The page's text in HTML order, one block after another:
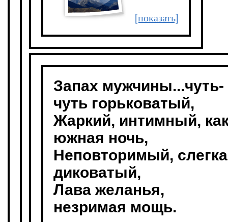
[показать]
Запах мужчины...чуть-
чуть горьковатый,
Жаркий, интимный,
южная ночь,
Неповторимый, слегка
диковатый,
Лава желанья,
незримая мощь.